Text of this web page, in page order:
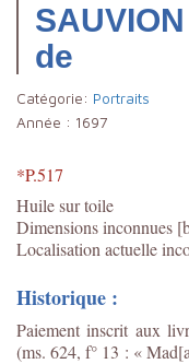
de
Catégorie: Portraits
Année : 1697
*P.517
Huile sur toile
Dimensions inconnues
Localisation actuelle
Historique :
Paiement inscrit aux
(ms. 624, f° 13 : «